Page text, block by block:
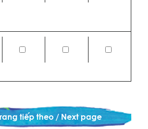
tiếp theo / Next page